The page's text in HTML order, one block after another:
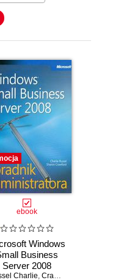
ebook
Windows
Business
Server 2008
Poradnik
Charlie, Crawford Sharon